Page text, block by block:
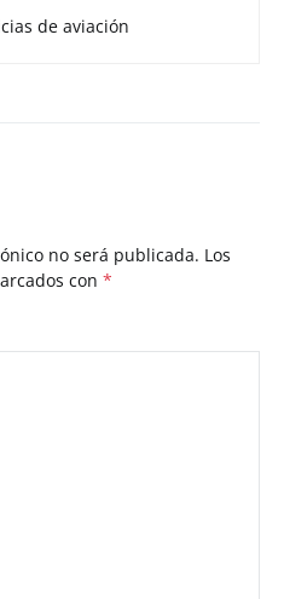
de aviación
no será publicada. Los
con *